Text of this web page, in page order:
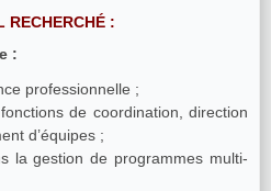
RECHERCHÉ :
:
professionnelle ;
de coordination, direction
d’équipes ;
la gestion de programmes multi-